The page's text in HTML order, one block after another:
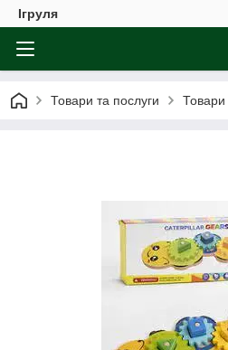
Ігруля
Товари та послуги Товари